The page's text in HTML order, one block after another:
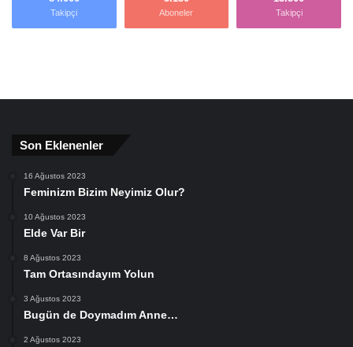
Takipçi Aboneler Takipçi
Son Eklenenler
16 Ağustos 2023
Feminizm Bizim Neyimiz Olur?
10 Ağustos 2023
Elde Var Bir
8 Ağustos 2023
Tam Ortasındayım Yolun
3 Ağustos 2023
Bugün de Doymadım Anne…
2 Ağustos 2023